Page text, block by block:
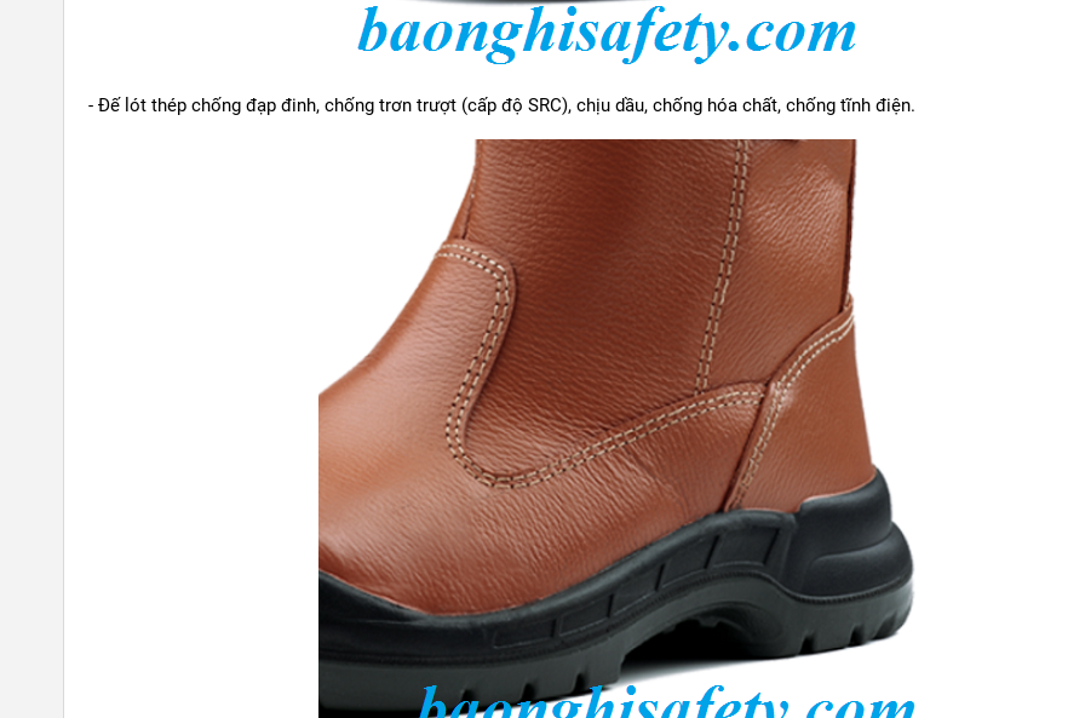
- Đế lót thép chống đạp đinh, chống trơn trượt (cấp độ SRC), chịu dầu, chống hóa chất, chống tĩnh điện.